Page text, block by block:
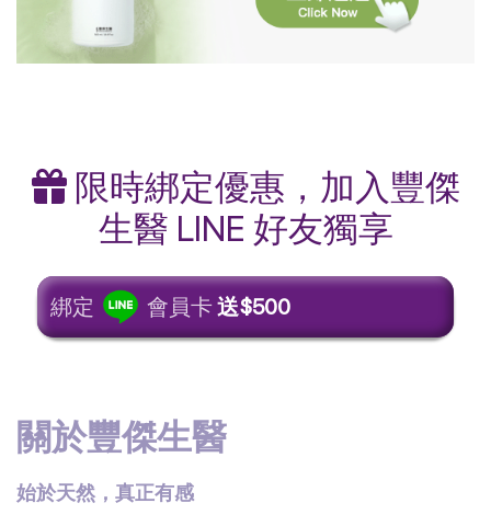
限時綁定優惠，加入豐傑
生醫 LINE 好友獨享
綁定 會員卡送$500
關於豐傑生醫
始於天然，真正有感